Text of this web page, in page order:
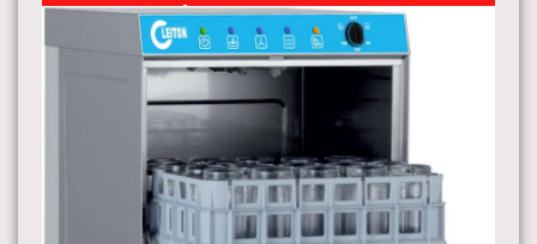
Gran producto